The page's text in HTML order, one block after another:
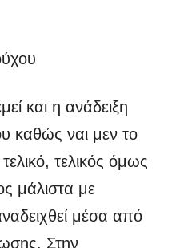
και η ανάδειξη
καθώς ναι μεν το
τελικός όμως
μάλιστα με
μέσα από
Στην